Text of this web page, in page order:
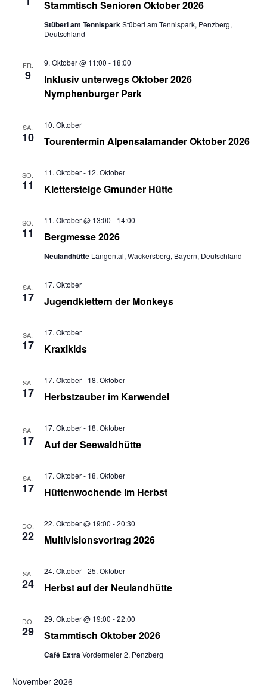
Stammtisch Senioren Oktober 2026
Stüberl am TennisparkStüberl am Tennispark, Penzberg,
Deutschland
FR.
9
Inklusiv unterwegs Oktober 2026
Nymphenburger Park
9. Oktober @ 11:00 - 18:00
SA.
10 Tourentermin Alpensalamander Oktober 2026
10. Oktober
SO.
11 Klettersteige Gmunder Hütte
11. Oktober- 12. Oktober
SO.
11 Bergmesse 2026
11. Oktober @ 13:00 - 14:00
Neulandhütte Längental, Wackersberg, Bayern, Deutschland
SA.
17 Jugendklettern der Monkeys
17. Oktober
SA.
17 Kraxlkids
17. Oktober
SA.
17 Herbstzauber im Karwendel
17. Oktober- 18. Oktober
SA.
17 Auf der Seewaldhütte
17. Oktober- 18. Oktober
SA.
17 Hüttenwochende im Herbst
17. Oktober- 18. Oktober
DO.
22 Multivisionsvortrag 2026
22. Oktober @ 19:00 -20:30
SA.
24 Herbst auf der Neulandhütte
24. Oktober-25. Oktober
DO.
29 Stammtisch Oktober 2026
29. Oktober @ 19:00 -22:00
Café ExtraVordermeier 2, Penzberg
November 2026